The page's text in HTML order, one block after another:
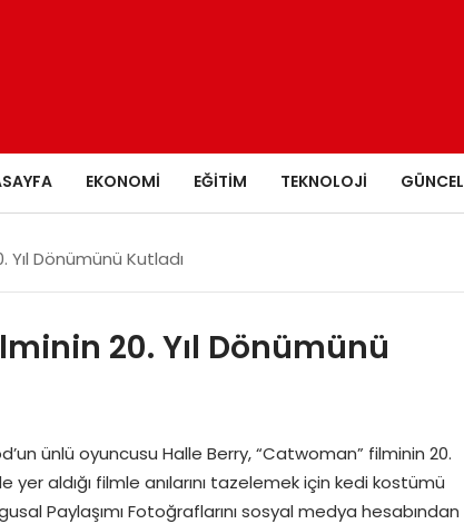
EKONOMI EĞITIM TEKNOLOJI GÜNCEL
Dönümünü Kutladı
20. Yıl Dönümünü
ünlü oyuncusu Halle Berry, “Catwoman” filminin 20.
aldığı filmle anılarını tazelemek için kedi kostümü
Paylaşımı Fotoğraflarını sosyal medya hesabından